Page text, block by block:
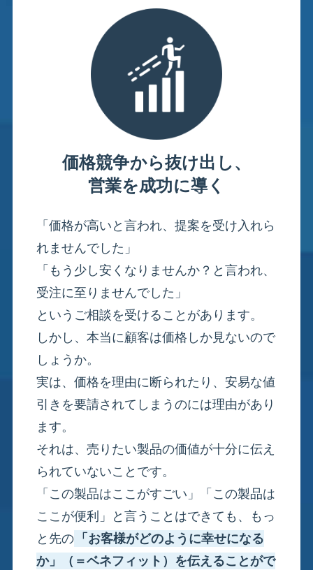
価格競争から抜け出し、
営業を成功に導く
「価格が高いと言われ、提案を受け入れら
れませんでした」
「もう少し安くなりませんか？と言われ、
受注に至りませんでした」
というご相談を受けることがあります。
しかし、本当に顧客は価格しか見ないので
しょうか。
実は、価格を理由に断られたり、安易な値
引きを要請されてしまうのには理由があり
ます。
それは、売りたい製品の価値が十分に伝え
られていないことです。
「この製品はここがすごい」「この製品は
ここが便利」と言うことはできても、もっ
と先の 「お客様がどのように幸せになる
か」（＝ベネフィット）を伝えることがで